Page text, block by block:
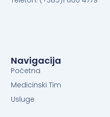
Navigacija
Početna
Medicinski Tim
Usluge